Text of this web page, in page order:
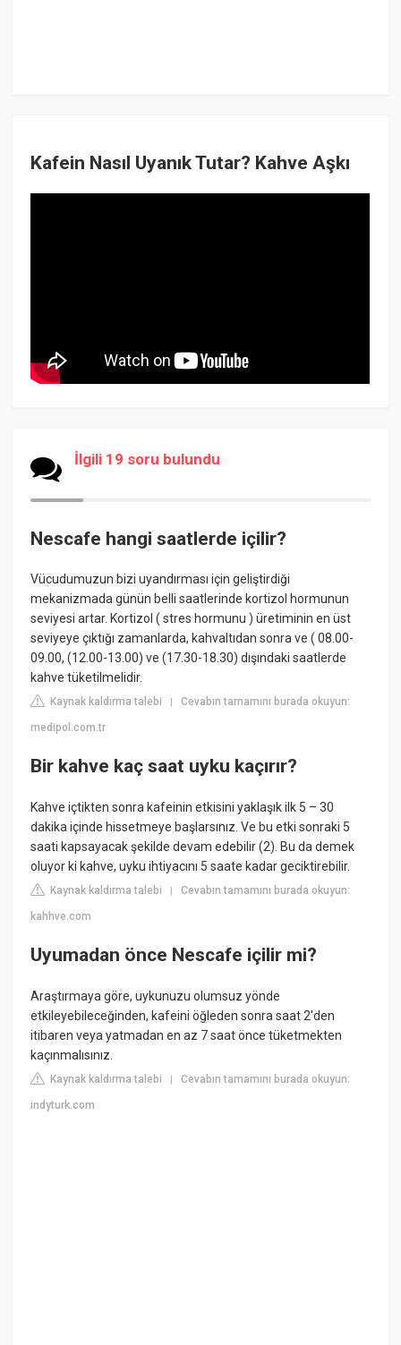
Kafein Nasıl Uyanık Tutar? Kahve Aşkı
İlgili 19 soru bulundu
Nescafe hangi saatlerde içilir?
Vücudumuzun bizi uyandırması için geliştirdiği
mekanizmada günün belli saatlerinde kortizol hormunun
seviyesi artar. Kortizol ( stres hormunu ) üretiminin en üst
seviyeye çıktığı zamanlarda, kahvaltıdan sonra ve ( 08.00-
09.00, (12.00-13.00) ve (17.30-18.30) dışındaki saatlerde
kahve tüketilmelidir.
Kaynak kaldırma talebi |Cevabın tamamını burada okuyun:
medipol.com.tr
Bir kahve kaç saat uyku kaçırır?
Kahve içtikten sonra kafeinin etkisini yaklaşık ilk 5 – 30
dakika içinde hissetmeye başlarsınız. Ve bu etki sonraki 5
saati kapsayacak şekilde devam edebilir (2). Bu da demek
oluyor ki kahve, uyku ihtiyacını 5 saate kadar geciktirebilir.
Kaynak kaldırma talebi |Cevabın tamamını burada okuyun:
kahhve.com
Uyumadan önce Nescafe içilir mi?
Araştırmaya göre, uykunuzu olumsuz yönde
etkileyebileceğinden, kafeini öğleden sonra saat 2'den
itibaren veya yatmadan en az 7 saat önce tüketmekten
kaçınmalısınız.
Kaynak kaldırma talebi |Cevabın tamamını burada okuyun:
indyturk.com